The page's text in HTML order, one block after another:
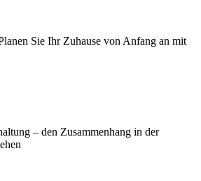
Sie Ihr Zuhause von Anfang an mit
– den Zusammenhang in der